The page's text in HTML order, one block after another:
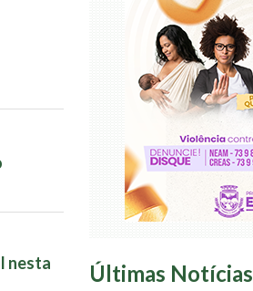
nesta
Últimas Notícias